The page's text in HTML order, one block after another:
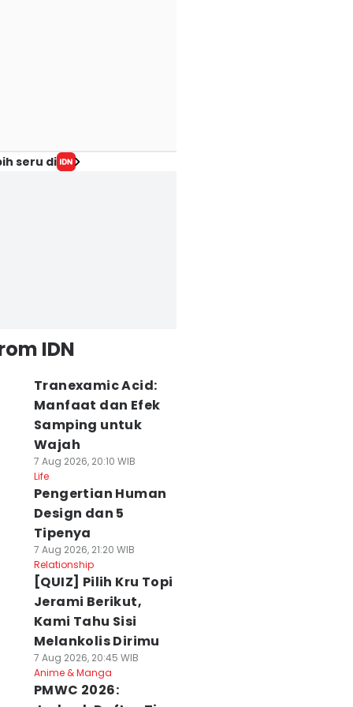
seru di
IDN
Tranexamic Acid:
Manfaat dan Efek
Samping untuk
Wajah
7 Aug 2026, 20:10 WIB
Life
Pengertian Human
Design dan 5
Tipenya
7 Aug 2026, 21:20 WIB
Relationship
[QUIZ] Pilih Kru Topi
Jerami Berikut,
Kami Tahu Sisi
Melankolis Dirimu
7 Aug 2026, 20:45 WIB
Anime & Manga
PMWC 2026: